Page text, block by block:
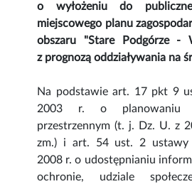
o wyłożeniu do
miejscowego planu
obszaru "Stare Podgórze -
z prognozą oddziaływania na
Na podstawie art. 17 pkt 9
2003 r. o planowaniu i
przestrzennym (t. j. Dz. U. z
zm.) i art. 54 ust. 2 ustawy
2008 r. o udostępnianiu
ochronie, udziale